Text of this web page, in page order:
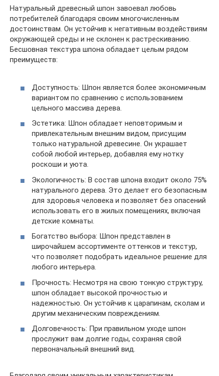
Натуральный древесный шпон завоевал любовь
потребителей благодаря своим многочисленным
достоинствам. Он устойчив к негативным воздействиям
окружающей среды и не склонен к растрескиванию.
Бесшовная текстура шпона обладает целым рядом
преимуществ:
Доступность: Шпон является более экономичным
вариантом по сравнению с использованием
цельного массива дерева.
Эстетика: Шпон обладает неповторимым и
привлекательным внешним видом, присущим
только натуральной древесине. Он украшает
собой любой интерьер, добавляя ему нотку
роскоши и уюта.
Экологичность: В состав шпона входит около 75%
натурального дерева. Это делает его безопасным
для здоровья человека и позволяет без опасений
использовать его в жилых помещениях, включая
детские комнаты.
Богатство выбора: Шпон представлен в
широчайшем ассортименте оттенков и текстур,
что позволяет подобрать идеальное решение для
любого интерьера.
Прочность: Несмотря на свою тонкую структуру,
шпон обладает высокой прочностью и
надежностью. Он устойчив к царапинам, сколам и
другим механическим повреждениям.
Долговечность: При правильном уходе шпон
прослужит вам долгие годы, сохраняя свой
первоначальный внешний вид.